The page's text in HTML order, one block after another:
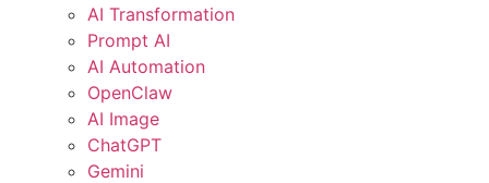
AI Transformation
Prompt AI
AI Automation
OpenClaw
AI Image
ChatGPT
Gemini